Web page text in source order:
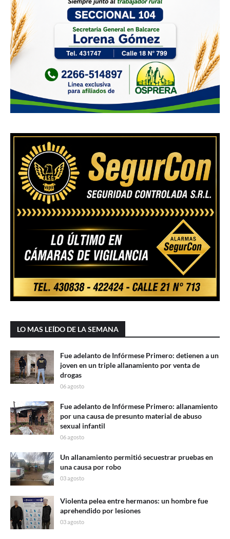
LO MAS LEÍDO DE LA SEMANA
Fue adelanto de Infórmese Primero: detienen a un
joven en un triple allanamiento por venta de
drogas
06 agosto
Fue adelanto de Infórmese Primero: allanamiento
por una causa de presunto material de abuso
sexual infantil
06 agosto
Un allanamiento permitió secuestrar pruebas en
una causa por robo
03 agosto
Violenta pelea entre hermanos: un hombre fue
aprehendido por lesiones
03 agosto